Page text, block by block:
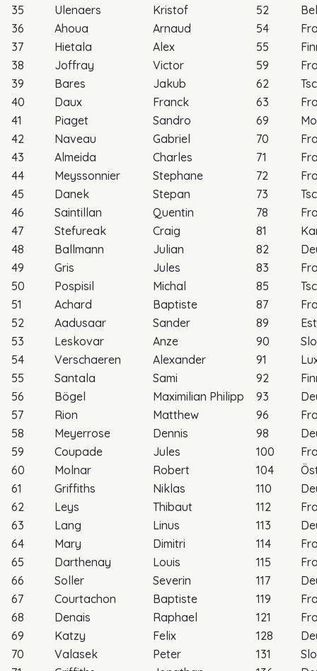
35
Ulenaers Kristof 52
36
Ahoua Arnaud 54
37
Hietala Alex 55
38
Joffray Victor 59
39
Bares Jakub 62
40
Daux Franck 63
41
Piaget Sandro 69
42
Naveau Gabriel 70
43
Almeida Charles 71
44
Meyssonnier Stephane 72
45
Danek Stepan 73
46
Saintillan Quentin 78
47
Stefureak Craig 81
48
Ballmann Julian 82
49
Gris Jules 83
50
Pospisil Michal 85
51
Achard Baptiste 87
52
Aadusaar Sander 89
53
Leskovar Anze 90
54
Verschaeren Alexander 91
55
Santala Sami 92
56
Bögel Maximilian Philipp 93
57
Rion Matthew 96
58
Meyerrose Dennis 98
59
Coupade Jules 100
60
Molnar Robert 104
61
Griffiths Niklas 110
62
Leys Thibaut 112
63
Lang Linus 113
64
Mary Dimitri 114
65
Darthenay Louis 115
66
Soller Severin 117
67
Courtachon Baptiste 119
68
Denais Raphael 121
69
Katzy Felix 128
70
Valasek Peter 131